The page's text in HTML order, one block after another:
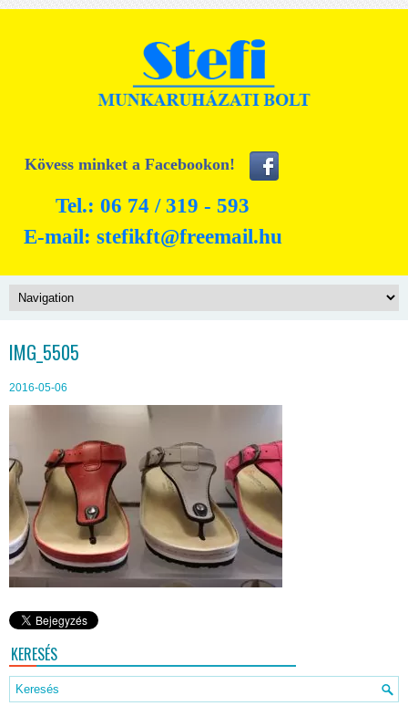
Kövess minket a Facebookon!
Tel.: 06 74 / 319 - 593
E-mail: stefikft@freemail.hu
IMG_5505
2016-05-06
KERESÉS